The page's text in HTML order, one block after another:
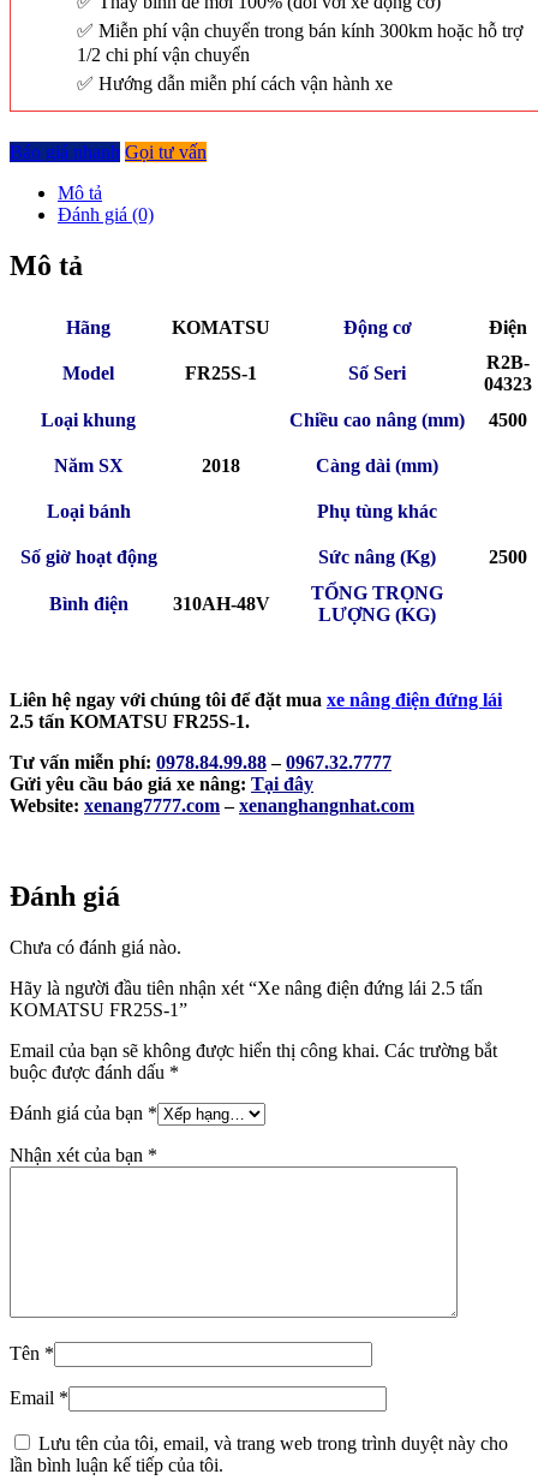
Miễn phí vận chuyển trong bán kính 300km hoặc hỗ trợ
1/2 chi phí vận chuyển
Hướng dẫn miễn phí cách vận hành xe
Báo giá nhanh Gọi tư vấn
Mô tả
Đánh giá (0)
Mô tả
Hãng KOMATSU Động cơ Điện
Model FR25S-1 Số Seri
R2B-
04323
Loại khung
Chiều cao nâng (mm) 4500
Năm SX 2018 Càng dài (mm)
Loại bánh Phụ tùng khác
Số giờ hoạt động Sức nâng (Kg) 2500
Bình điện 310AH-48V
TỔNG TRỌNG
LƯỢNG (KG)
Liên hệ ngay với chúng tôi để đặt mua xe nâng điện đứng lái
2.5 tấn KOMATSU FR25S-1.
Tư vấn miễn phí: 0978.84.99.88 – 0967.32.7777
Gửi yêu cầu báo giá xe nâng: Tại đây
Website: xenang7777.com –xenanghangnhat.com
Đánh giá
Chưa có đánh giá nào.
Hãy là người đầu tiên nhận xét “Xe nâng điện đứng lái 2.5 tấn
KOMATSU FR25S-1”
Email của bạn sẽ không được hiển thị công khai. Các trường bắt
buộc được đánh dấu *
Đánh giá của bạn *
Nhận xét của bạn *
Tên *
Email *
Lưu tên của tôi, email, và trang web trong trình duyệt này cho
lần bình luận kế tiếp của tôi.